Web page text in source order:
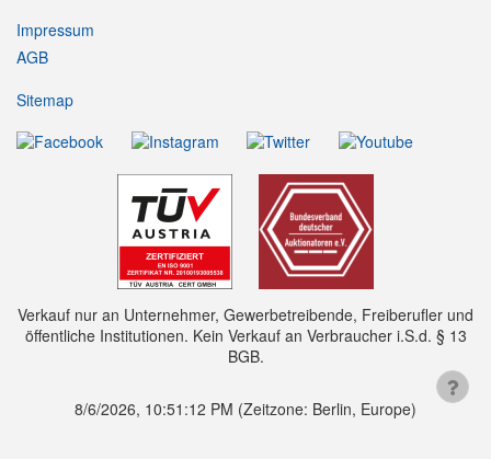
Impressum
AGB
Sitemap
Verkauf nur an Unternehmer, Gewerbetreibende, Freiberufler und
öffentliche Institutionen. Kein Verkauf an Verbraucher i.S.d. § 13
BGB.
8/6/2026, 10:51:13 PM (Zeitzone: Berlin, Europe)